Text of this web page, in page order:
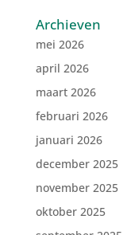
Archieven
mei 2026
april 2026
maart 2026
februari 2026
januari 2026
december 2025
november 2025
oktober 2025